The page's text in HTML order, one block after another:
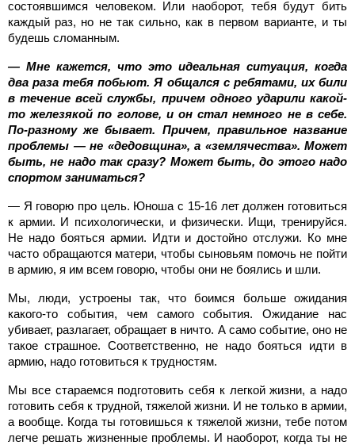
состоявшимся человеком. Или наоборот, тебя будут бить
каждый раз, но не так сильно, как в первом варианте, и ты
будешь сломанным.
— Мне кажется, что это идеальная ситуация, когда
два раза тебя побьют. Я общался с ребятами, их били
в течение всей службы, причем одного ударили какой-
то железякой по голове, и он стал немного не в себе.
По-разному же бывает. Причем, правильное название
проблемы — не «дедовщина», а «землячества». Может
быть, не надо так сразу? Может быть, до этого надо
спортом заниматься?
— Я говорю про цель. Юноша с 15-16 лет должен готовиться
к армии. И психологически, и физически. Ищи, тренируйся.
Не надо бояться армии. Идти и достойно отслужи. Ко мне
часто обращаются матери, чтобы сыновьям помочь не пойти
в армию, я им всем говорю, чтобы они не боялись и шли.
Мы, люди, устроены так, что боимся больше ожидания
какого-то события, чем самого события. Ожидание нас
убивает, разлагает, обращает в ничто. А само событие, оно не
такое страшное. Соответственно, не надо бояться идти в
армию, надо готовиться к трудностям.
Мы все стараемся подготовить себя к легкой жизни, а надо
готовить себя к трудной, тяжелой жизни. И не только в армии,
а вообще. Когда ты готовишься к тяжелой жизни, тебе потом
легче решать жизненные проблемы. И наоборот, когда ты не